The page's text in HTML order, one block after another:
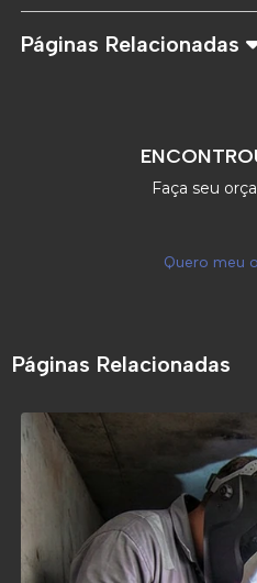
Páginas Relacionadas
Faça seu
Quero meu
Páginas Relacionadas